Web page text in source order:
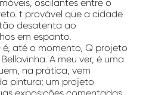
oscilantes entre o
t provável que a cidade
desatenta ao
em espanto.
é, até o momento, Q projeto
A meu ver, é uma
na prática, vem
pintura; um projeto